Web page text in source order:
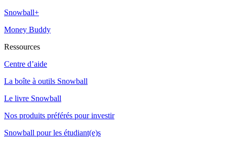
Snowball+
Money Buddy
Ressources
Centre d’aide
La boîte à outils Snowball
Le livre Snowball
Nos produits préférés pour investir
Snowball pour les étudiant(e)s